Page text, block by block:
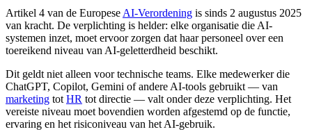
Artikel 4 van de Europese AI-Verordening is sinds 2 augustus 2025
van kracht. De verplichting is helder: elke organisatie die AI-
systemen inzet, moet ervoor zorgen dat haar personeel over een
toereikend niveau van AI-geletterdheid beschikt.
Dit geldt niet alleen voor technische teams. Elke medewerker die
ChatGPT, Copilot, Gemini of andere AI-tools gebruikt — van
marketing tot HR tot directie — valt onder deze verplichting. Het
vereiste niveau moet bovendien worden afgestemd op de functie,
ervaring en het risiconiveau van het AI-gebruik.